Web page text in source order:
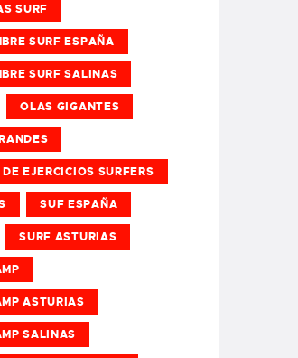
SURF
SURF ESPAÑA
SURF SALINAS
OLAS GIGANTES
EJERCICIOS SURFERS
SUF ESPAÑA
SURF ASTURIAS
ASTURIAS
SALINAS